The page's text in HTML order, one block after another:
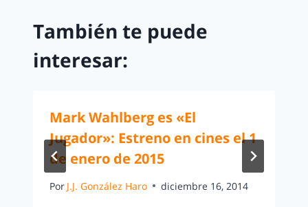
También te puede
interesar:
Mark Wahlberg es «El
Jugador»: Estreno en cines el 1
de enero de 2015
Por J.J. González Haro diciembre 16, 2014